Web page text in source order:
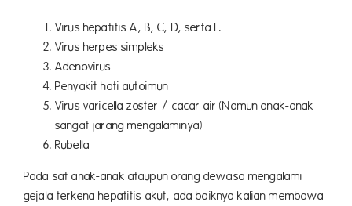
Virus hepatitis A, B, C, D, serta E.
Virus herpes simpleks
Adenovirus
Penyakit hati autoimun
Virus varicella zoster / cacar air (Namun anak-anak
sangat jarang mengalaminya)
Rubella
Pada sat anak-anak ataupun orang dewasa mengalami
gejala terkena hepatitis akut, ada baiknya kalian membawa